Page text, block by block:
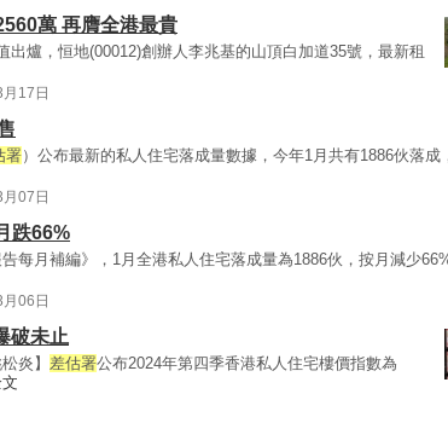
萬 再膺全港最貴
出爐，恒地(00012)創辦人李兆基的山頂白加道35號，最新租
17日
署）公布最新的私人住宅落成量數據，今年1月共有1886伙落成
07日
跌66%
每月補編》，1月全港私人住宅落成量為1886伙，按月減少
06日
破未止
炎】 差估署公布2024年第四季香港私人住宅樓價指數為